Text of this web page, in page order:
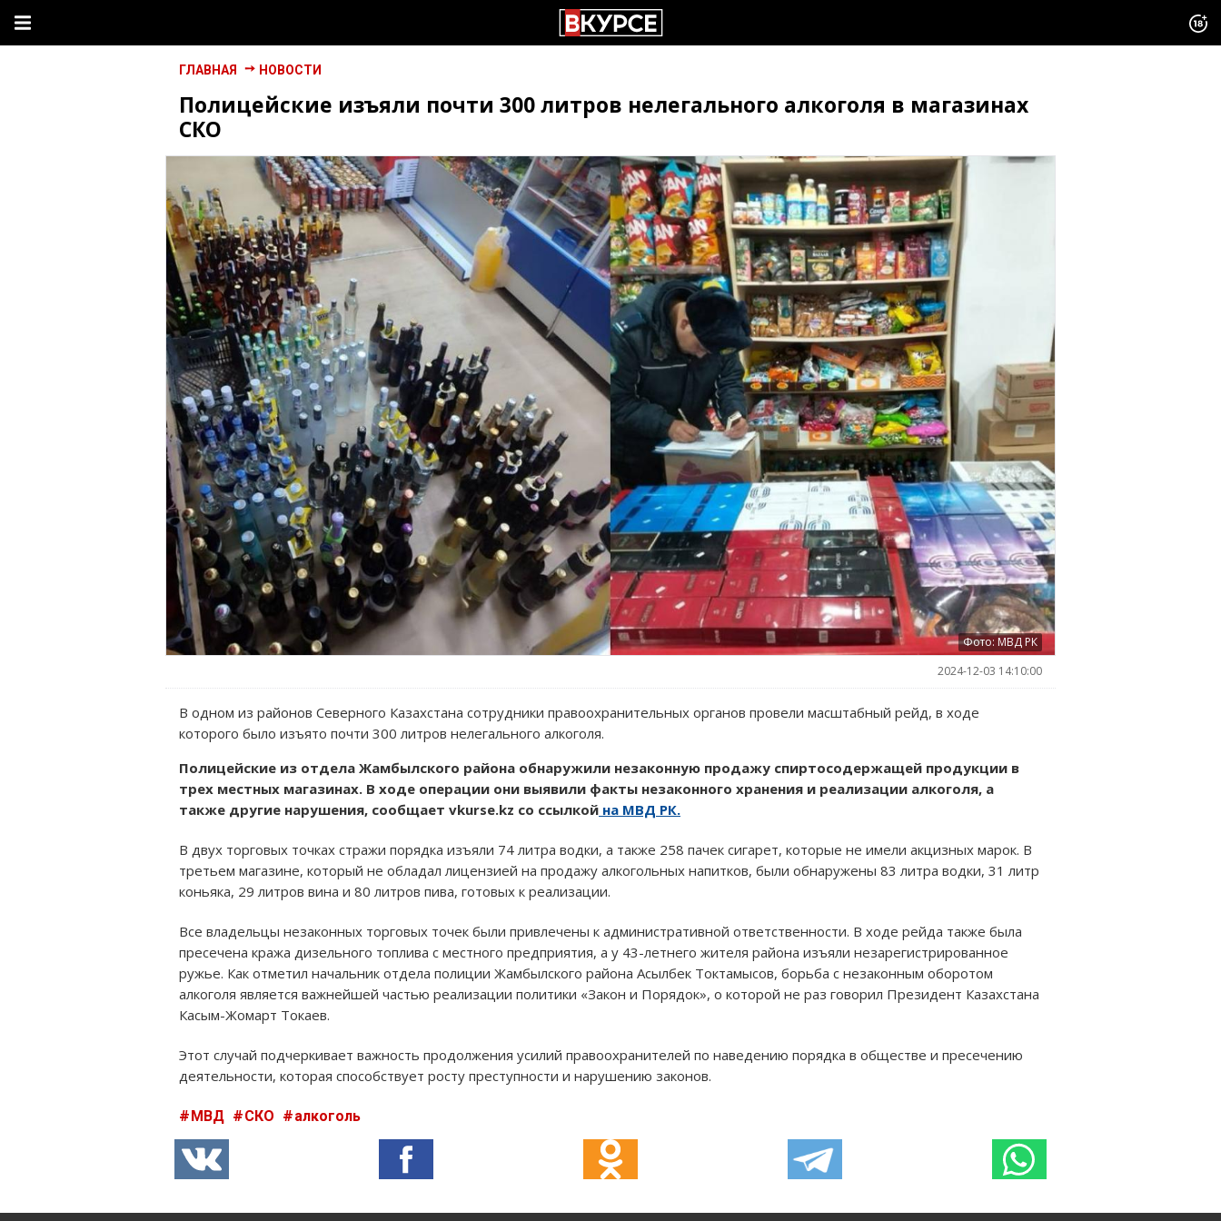
ГЛАВНАЯ НОВОСТИ
Полицейские изъяли почти 300 литров нелегального алкоголя в магазинах
СКО
Фото: МВД РК
2024-12-03 14:10:00
В одном из районов Северного Казахстана сотрудники правоохранительных органов провели масштабный рейд, в ходе
которого было изъято почти 300 литров нелегального алкоголя.
Полицейские из отдела Жамбылского района обнаружили незаконную продажу спиртосодержащей продукции в
трех местных магазинах. В ходе операции они выявили факты незаконного хранения и реализации алкоголя, а
также другие нарушения, сообщает vkurse.kz со ссылкой на МВД РК.
В двух торговых точках стражи порядка изъяли 74 литра водки, а также 258 пачек сигарет, которые не имели акцизных марок. В
третьем магазине, который не обладал лицензией на продажу алкогольных напитков, были обнаружены 83 литра водки, 31 литр
коньяка, 29 литров вина и 80 литров пива, готовых к реализации.
Все владельцы незаконных торговых точек были привлечены к административной ответственности. В ходе рейда также была
пресечена кража дизельного топлива с местного предприятия, а у 43-летнего жителя района изъяли незарегистрированное
ружье. Как отметил начальник отдела полиции Жамбылского района Асылбек Токтамысов, борьба с незаконным оборотом
алкоголя является важнейшей частью реализации политики «Закон и Порядок», о которой не раз говорил Президент Казахстана
Касым-Жомарт Токаев.
Этот случай подчеркивает важность продолжения усилий правоохранителей по наведению порядка в обществе и пресечению
деятельности, которая способствует росту преступности и нарушению законов.
МВД СКО алкоголь